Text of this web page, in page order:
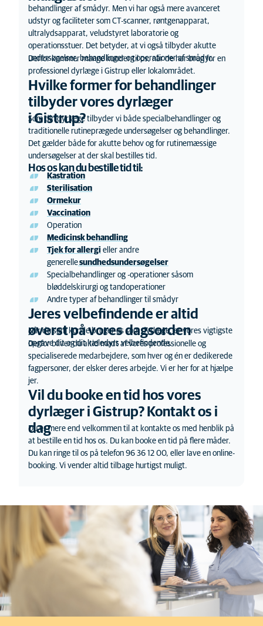
behandlinger af smådyr. Men vi har også mere avanceret
udstyr og faciliteter som CT-scanner, røntgenapparat,
ultralydsapparat, veludstyret laboratorie og
operationsstuer. Det betyder, at vi også tilbyder akutte
undersøgelser, behandlinger og operationer af smådyr.
Derfor kommer mange kunder til os, når de har brug for en
professionel dyrlæge i Gistrup eller lokalområdet.
Hvilke former for behandlinger
tilbydervores dyrlæger
iGistrup?
Som din dyrlæge tilbyder vi både specialbehandlinger og
traditionelle rutineprægede undersøgelser og behandlinger.
Det gælder både for akutte behov og for rutinemæssige
undersøgelser at der skal bestilles tid .
Hos os kan du bestille tid til:
Kastration
Sterilisation
Ormekur
Vaccination
Operation
Medicinsk behandling
Tjek for allergi eller andre
generellesundhedsundersøgelser
Specialbehandlinger og -operationer såsom
bløddelskirurgi og tandoperationer
Andre typer af behandlinger til smådyr
Jeres velbefindende er altid
øverst på vores dagsorden
Når du som kunde bruger os som dyrlæge, er vores vigtigste
opgave dit og dit kæledyrs velbefindende.
Derfor bliver du altid mødt af vores professionelle og
specialiserede medarbejdere, som hver og én er dedikerede
fagpersoner, der elsker deres arbejde. Vi er her for at hjælpe
jer.
Vil du booke en tid hos vores
dyrlæger i Gistrup? Kontakt os i
dag
Du er mere end velkommen til at kontakte os med henblik på
at bestille en tid hos os. Du kan booke en tid på flere måder.
Du kan ringe til os på telefon 96 36 12 00, eller lave en online-
booking. Vi vender altid tilbage hurtigst muligt.